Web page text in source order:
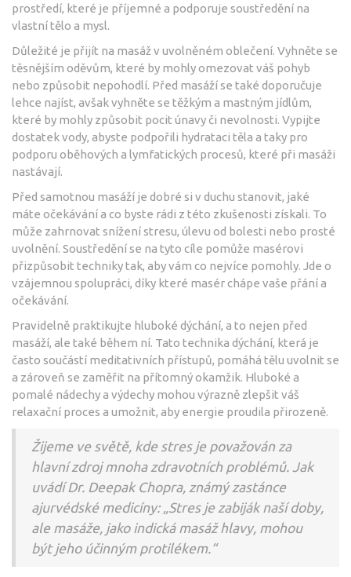
prostředí, které je příjemné a podporuje soustředění na
vlastní tělo a mysl.
Důležité je přijít na masáž v uvolněném oblečení. Vyhněte se
těsnějším oděvům, které by mohly omezovat váš pohyb
nebo způsobit nepohodlí. Před masáží se také doporučuje
lehce najíst, avšak vyhněte se těžkým a mastným jídlům,
které by mohly způsobit pocit únavy či nevolnosti. Vypijte
dostatek vody, abyste podpořili hydrataci těla a taky pro
podporu oběhových a lymfatických procesů, které při masáži
nastávají.
Před samotnou masáží je dobré si v duchu stanovit, jaké
máte očekávání a co byste rádi z této zkušenosti získali. To
může zahrnovat snížení stresu, úlevu od bolesti nebo prosté
uvolnění. Soustředění se na tyto cíle pomůže masérovi
přizpůsobit techniky tak, aby vám co nejvíce pomohly. Jde o
vzájemnou spolupráci, díky které masér chápe vaše přání a
očekávání.
Pravidelně praktikujte hluboké dýchání, a to nejen před
masáží, ale také během ní. Tato technika dýchání, která je
často součástí meditativních přístupů, pomáhá tělu uvolnit se
a zároveň se zaměřit na přítomný okamžik. Hluboké a
pomalé nádechy a výdechy mohou výrazně zlepšit váš
relaxační proces a umožnit, aby energie proudila přirozeně.
Žijeme ve světě, kde stres je považován za
hlavní zdroj mnoha zdravotních problémů. Jak
uvádí Dr. Deepak Chopra, známý zastánce
ajurvédské medicíny: „Stres je zabiják naší doby,
ale masáže, jako indická masáž hlavy, mohou
být jeho účinným protilékem.“